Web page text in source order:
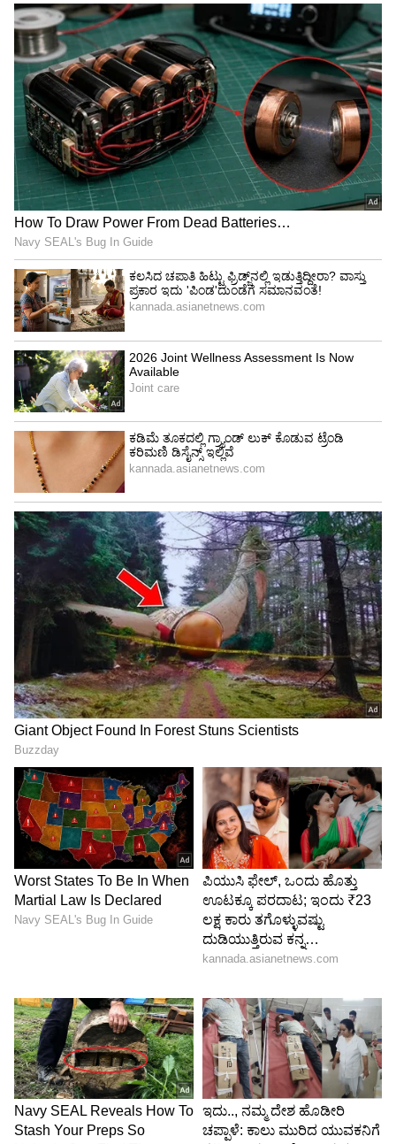
Protein dosa recipe: ರಾತ್ರಿಯಿಡೀ ನೆನೆಸಬೇಕಿಲ್ಲ...
ಉದ್ದು, ಸೋಡಾ ಏನೂ ಹಾಕದೆ ಮಾಡಿ ಪ್ರೋಟೀನ್
ದೋಸೆ
3
4
Image Credit : Gemini Ai
ರುಚಿಯೂ ಕೂಡ ಹೆಚ್ಚಾಗುತ್ತೆ
ರುಚಿಯೂ ಕೂಡ ಹೆಚ್ಚಾಗುತ್ತೆ
ಮೊಸರು ಕೇವಲ ಜಿಗುಟುತನವನ್ನು ಮಾತ್ರ ದೂರ
ಮಾಡುವುದಿಲ್ಲ, ಬದಲಿಗೆ ಬೆಂಡೆಕಾಯಿಯ ರುಚಿಯನ್ನು
ಮತ್ತಷ್ಟು ಹೆಚ್ಚಿಸುತ್ತದೆ. ದಕ್ಷಿಣ ಭಾರತದ ಅಡುಗೆಗಳಲ್ಲಿ ಹುಳಿ
ರುಚಿಗಾಗಿ ಮೊಸರು ಮತ್ತು ಹುಣಸೆಹಣ್ಣನ್ನು ಹೆಚ್ಚಾಗಿ
ಬಳಸಲಾಗುತ್ತದೆ.
4
4
ಮೊಸರು ಹಾಕುವ ಸರಿಯಾದ ವಿಧಾನ
*ಬೆಂಡೆಕಾಯಿಯನ್ನು ಬಾಣಲೆಗೆ ಹಾಕಿದ ತಕ್ಷಣವೇ ಮೊಸರು
ಸೇರಿಸಬಾರದು.
*ಮೊದಲು ಬೆಂಡೆಕಾಯಿಯನ್ನು ಎಣ್ಣೆ ಮತ್ತು
ಮಸಾಲೆಗಳೊಂದಿಗೆ 4 ರಿಂದ 5 ನಿಮಿಷಗಳ ಕಾಲ ಮಧ್ಯಮ